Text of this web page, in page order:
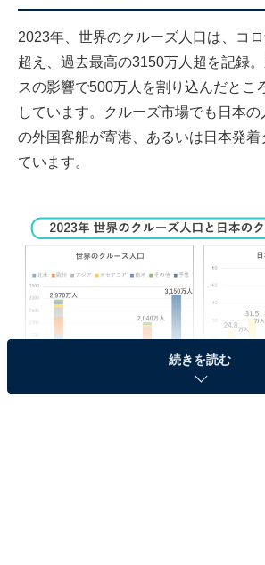
2023年、世界のクルーズ人口は、コ
超え、過去最高の3150万人超を記録
スの影響で500万人を割り込んだとこ
しています。クルーズ市場でも日本の
の外国客船が寄港、あるいは日本発着
ています。
続きを読む